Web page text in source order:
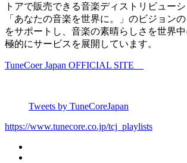
トアで販売できる音楽ディストリビューシ
「あなたの音楽を世界に。」のビジョン
をサポートし、音楽の素晴らしさを世界
極的にサービスを展開しています。
TuneCoer Japan OFFICIAL SITE
Tweets by TuneCoreJapan
https://www.tunecore.co.jp/tcj_playlists